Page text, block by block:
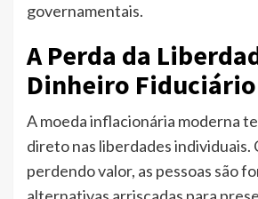
governamentais.
A Perda da
Dinheiro Fiduciário
A moeda inflacionária moderna
direto nas liberdades individuais.
perdendo valor, as pessoas são